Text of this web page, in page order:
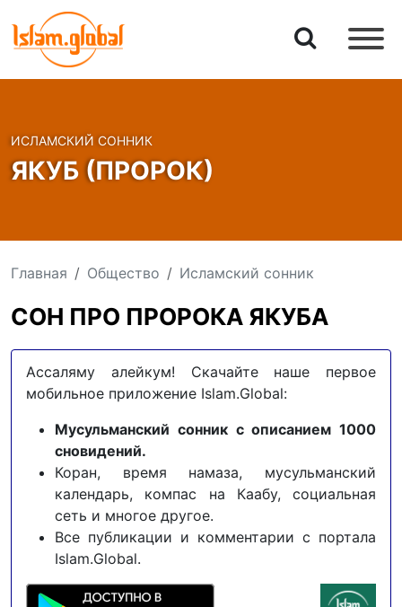
ИСЛАМСКИЙ СОННИК
ЯКУБ (ПРОРОК)
Главная Общество Исламский сонник
СОН ПРО ПРОРОКА ЯКУБА
Ассаляму алейкум! Скачайте наше первое
мобильное приложение Islam.Global:
Мусульманский сонник с описанием 1000
сновидений.
Коран, время намаза, мусульманский
календарь, компас на Каабу, социальная
сеть и многое другое.
Все публикации и комментарии с портала
Islam.Global.